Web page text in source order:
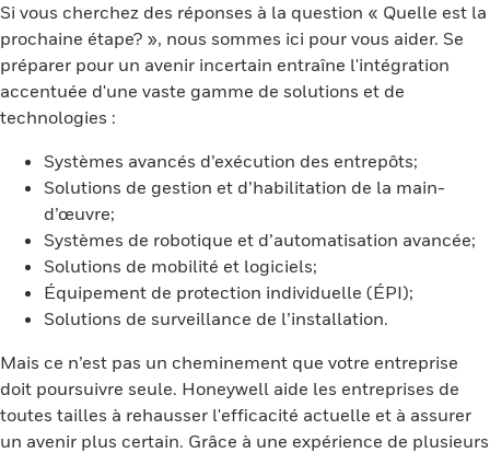
Si vous cherchez des réponses à la question « Quelle est la
prochaine étape? », nous sommes ici pour vous aider. Se
préparer pour un avenir incertain entraîne l'intégration
accentuée d'une vaste gamme de solutions et de
technologies :
Systèmes avancés d’exécution des entrepôts;
Solutions de gestion et d’habilitation de la main-
d’œuvre;
Systèmes de robotique et d’automatisation avancée;
Solutions de mobilité et logiciels;
Équipement de protection individuelle (ÉPI);
Solutions de surveillance de l’installation.
Mais ce n’est pas un cheminement que votre entreprise
doit poursuivre seule. Honeywell aide les entreprises de
toutes tailles à rehausser l'efficacité actuelle et à assurer
un avenir plus certain. Grâce à une expérience de plusieurs